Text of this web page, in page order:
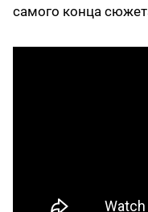
самого конца